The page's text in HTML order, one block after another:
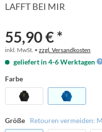
LAFFT BEI MIR
55,90 € *
inkl. MwSt. • zzgl. Versandkosten
geliefert in 4-6 Werktagen
Farbe
Größe Retouren vermeiden: